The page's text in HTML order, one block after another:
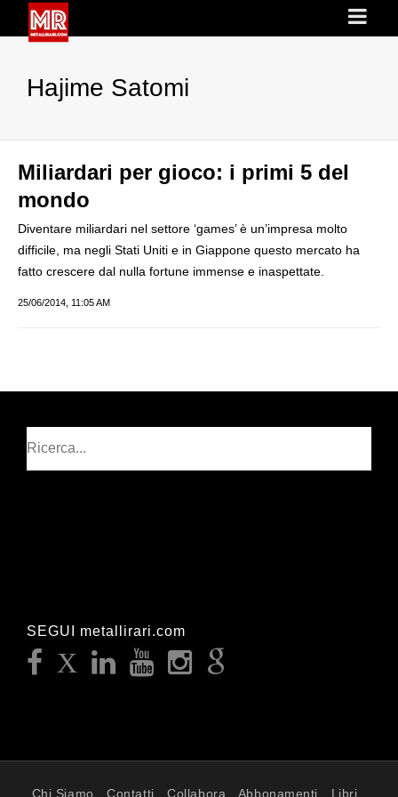
Hajime Satomi
Miliardari per gioco: i primi 5 del
mondo
Diventare miliardari nel settore ‘games’ è un’impresa molto
difficile, ma negli Stati Uniti e in Giappone questo mercato ha
fatto crescere dal nulla fortune immense e inaspettate.
25/06/2014, 11:05 AM
SEGUI metallirari.com
Chi Siamo Contatti Collabora Abbonamenti Libri